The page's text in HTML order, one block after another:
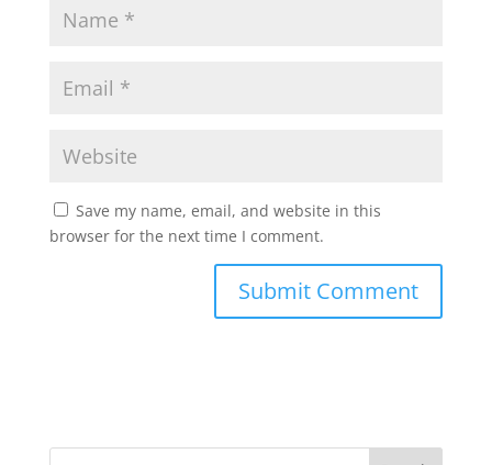
Save my name, email, and website in this
browser for the next time I comment.